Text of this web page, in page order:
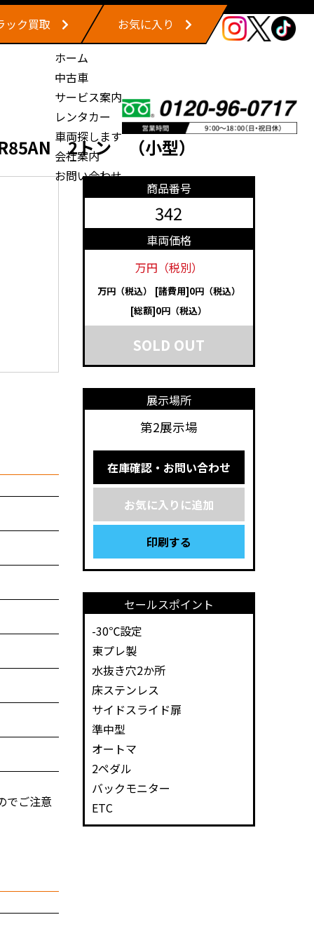
ック買取
お気に入り
ホーム
中古車
サービス案内
レンタカー
車両探します
会社案内
お問い合わせ
2トン （小型）
でご注意
商品番号
342
車両価格
万円（税別）
万円（税込）
[諸費用]0円（税込）
[総額]0円（税込）
SOLD OUT
展示場所
第2展示場
在庫確認・お問い合わせ
お気に入りに追加
印刷する
セールスポイント
-30℃設定
東プレ製
水抜き穴2か所
床ステンレス
サイドスライド扉
準中型
オートマ
2ペダル
バックモニター
ETC